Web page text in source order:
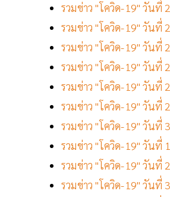
รวมข่าว "โควิด-19" วันที่
รวมข่าว "โควิด-19" วันที่
รวมข่าว "โควิด-19" วันที่
รวมข่าว "โควิด-19" วันที่
รวมข่าว "โควิด-19" วันที่
รวมข่าว "โควิด-19" วันที่
รวมข่าว "โควิด-19" วันที่
รวมข่าว "โควิด-19" วันที่
รวมข่าว "โควิด-19" วันที่
รวมข่าว "โควิด-19" วันที่